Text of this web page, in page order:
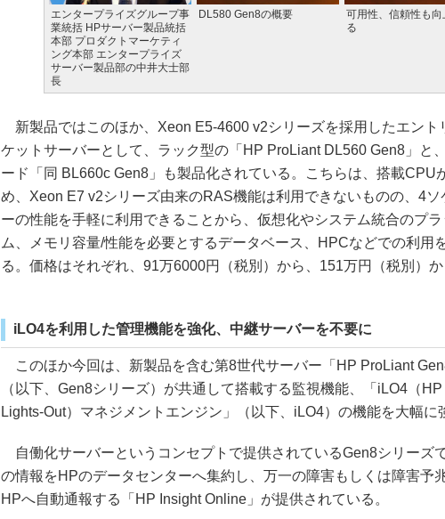
エンタープライズグループ事
業統括 HPサーバー製品統括
本部 プロダクトマーケティ
ング本部 エンタープライズ
サーバー製品部の中井大士部
長
DL580 Gen8の概要
可用性、信頼性も向
る
新製品ではこのほか、Xeon E5-4600 v2シリーズを採用したエント
ケットサーバーとして、ラック型の「HP ProLiant DL560 Gen8」と
ード「同 BL660c Gen8」も製品化されている。こちらは、搭載CPU
め、Xeon E7 v2シリーズ由来のRAS機能は利用できないものの、4ソ
ーの性能を手軽に利用できることから、仮想化やシステム統合のプ
ム、メモリ容量/性能を必要とするデータベース、HPCなどでの利用
る。価格はそれぞれ、91万6000円（税別）から、151万円（税別）か
iLO4を利用した管理機能を強化、中継サーバーを不要に
このほか今回は、新製品を含む第8世代サーバー「HP ProLiant
（以下、Gen8シリーズ）が共通して搭載する監視機能、「iLO4（HP
Lights-Out）マネジメントエンジン」（以下、iLO4）の機能を大幅に
自働化サーバーというコンセプトで提供されているGen8シリーズ
の情報をHPのデータセンターへ集約し、万一の障害もしくは障害予
HPへ自動通報する「HP Insight Online」が提供されている。